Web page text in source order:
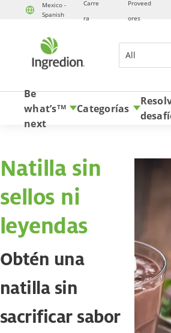
Mexico -
Spanish
Carre
ra
Proveed
ores
All
Skip to content
Be
what’s
next
TM Categorías
Natilla sin
sellos ni
leyendas
Obtén una
natilla sin
sacrificar sabor